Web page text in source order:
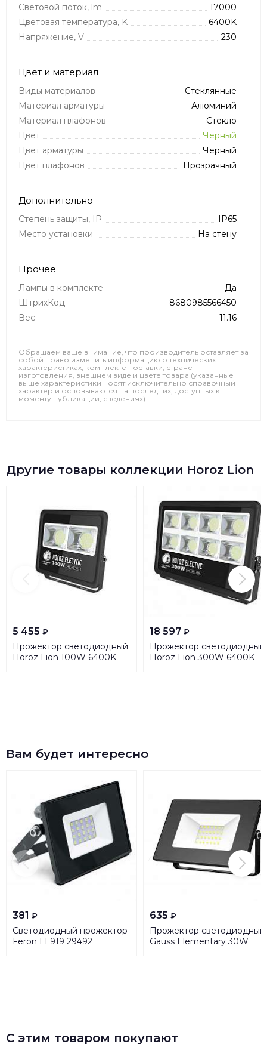
Световой поток, lm
17000
Цветовая температура, K
6400K
Напряжение, V
230
Цвет и материал
Виды материалов
Стеклянные
Материал арматуры
Алюминий
Материал плафонов
Стекло
Цвет
Черный
Цвет арматуры
Черный
Цвет плафонов
Прозрачный
Дополнительно
Степень защиты, IP
IP65
Место установки
На стену
Прочее
Лампы в комплекте
Да
ШтрихКод
8680985566450
Вес
11.16
Обращаем ваше внимание, что производитель оставляет за
собой право изменить информацию о технических
характеристиках, комплекте поставки, стране
изготовления, внешнем виде и цвете товара (указанные
выше характеристики носят исключительно справочный
характер и основываются на последних, доступных к
моменту публикации, сведениях).
Другие товары коллекции Horoz Lion
5 455 ₽
Прожектор светодиодный
Horoz Lion 100W 6400K
18 597 ₽
Прожектор светодиодный
Horoz Lion 300W 6400K
Вам будет интересно
381 ₽
Светодиодный прожектор
Feron LL919 29492
635 ₽
Прожектор светодиодный
Gauss Elementary 30W
С этим товаром покупают